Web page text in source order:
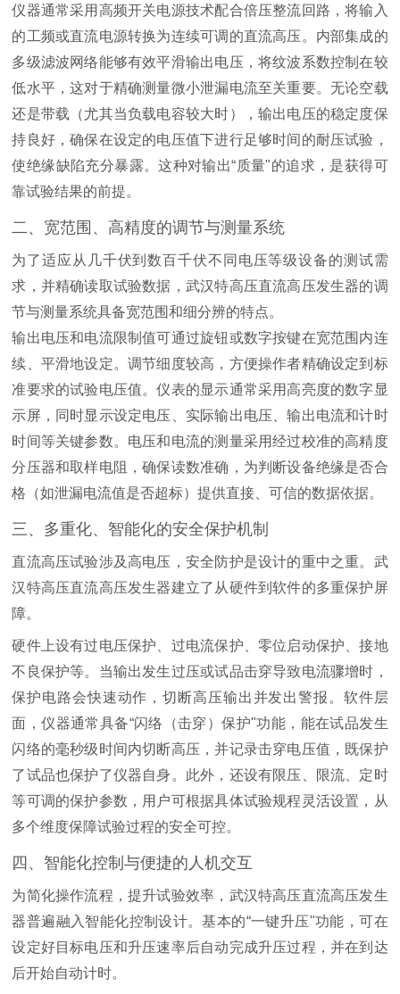
仪器通常采用高频开关电源技术配合倍压整流回路，将输入
的工频或直流电源转换为连续可调的直流高压。内部集成的
多级滤波网络能够有效平滑输出电压，将纹波系数控制在较
低水平，这对于精确测量微小泄漏电流至关重要。无论空载
还是带载（尤其当负载电容较大时），输出电压的稳定度保
持良好，确保在设定的电压值下进行足够时间的耐压试验，
使绝缘缺陷充分暴露。这种对输出“质量"的追求，是获得可
靠试验结果的前提。
二、宽范围、高精度的调节与测量系统
为了适应从几千伏到数百千伏不同电压等级设备的测试需
求，并精确读取试验数据，武汉特高压直流高压发生器的调
节与测量系统具备宽范围和细分辨的特点。
输出电压和电流限制值可通过旋钮或数字按键在宽范围内连
续、平滑地设定。调节细度较高，方便操作者精确设定到标
准要求的试验电压值。仪表的显示通常采用高亮度的数字显
示屏，同时显示设定电压、实际输出电压、输出电流和计时
时间等关键参数。电压和电流的测量采用经过校准的高精度
分压器和取样电阻，确保读数准确，为判断设备绝缘是否合
格（如泄漏电流值是否超标）提供直接、可信的数据依据。
三、多重化、智能化的安全保护机制
直流高压试验涉及高电压，安全防护是设计的重中之重。武
汉特高压直流高压发生器建立了从硬件到软件的多重保护屏
障。
硬件上设有过电压保护、过电流保护、零位启动保护、接地
不良保护等。当输出发生过压或试品击穿导致电流骤增时，
保护电路会快速动作，切断高压输出并发出警报。软件层
面，仪器通常具备“闪络（击穿）保护"功能，能在试品发生
闪络的毫秒级时间内切断高压，并记录击穿电压值，既保护
了试品也保护了仪器自身。此外，还设有限压、限流、定时
等可调的保护参数，用户可根据具体试验规程灵活设置，从
多个维度保障试验过程的安全可控。
四、智能化控制与便捷的人机交互
为简化操作流程，提升试验效率，武汉特高压直流高压发生
器普遍融入智能化控制设计。基本的“一键升压"功能，可在
设定好目标电压和升压速率后自动完成升压过程，并在到达
后开始自动计时。